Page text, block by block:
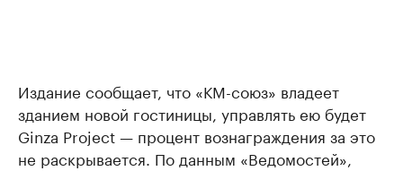
Издание сообщает, что «КМ-союз» владеет
зданием новой гостиницы, управлять ею будет
Ginza Project — процент вознаграждения за это
не раскрывается. По данным «Ведомостей»,